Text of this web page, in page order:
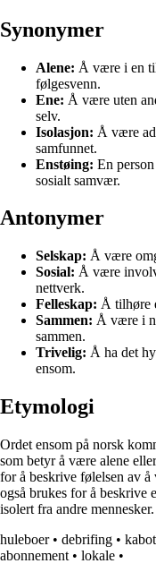
Synonymer
Alene: Å være i en
følgesvenn.
Ene: Å være uten
selv.
Isolasjon: Å være
samfunnet.
Enstøing: En
sosialt samvær.
Antonymer
Selskap: Å være
Sosial: Å være
nettverk.
Felleskap: Å tilhøre
Sammen: Å være i
sammen.
Trivelig: Å ha det
ensom.
Etymologi
Ordet ensom på norsk
som betyr å være alene
for å beskrive følelsen av
også brukes for å beskrive
isolert fra andre mennesker.
huleboer• debrifing •
abonnement • lokale •